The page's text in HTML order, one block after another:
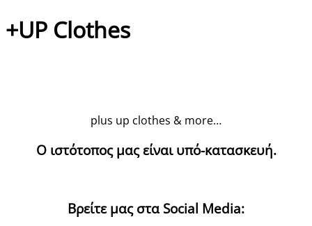
+UP Clothes
plus up clothes & more…
Ο ιστότοπος μας είναι υπό-κατασκευή.
Βρείτε μας στα Social Media: